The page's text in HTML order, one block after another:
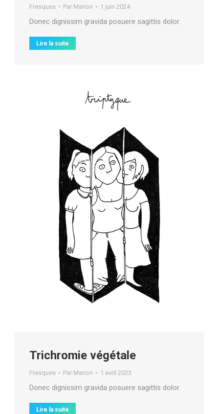
Fresques Par Marion 1 juin 2024
Donec dignissim gravida posuere sagittis dolor.
Lire la suite
Trichromie végétale
Fresques Par Marion 1 avril 2023
Donec dignissim gravida posuere sagittis dolor.
Lire la suite